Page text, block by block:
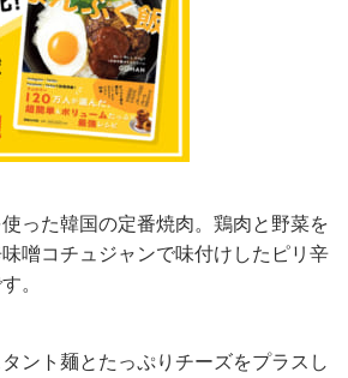
った韓国の定番焼肉。鶏肉と野菜を
噌コチュジャンで味付けしたピリ辛
。
ント麺とたっぷりチーズをプラスし